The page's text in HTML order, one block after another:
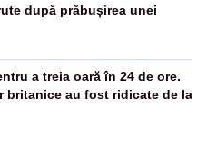
după prăbușirea unei
a treia oară în 24 de ore.
britanice au fost ridicate de la